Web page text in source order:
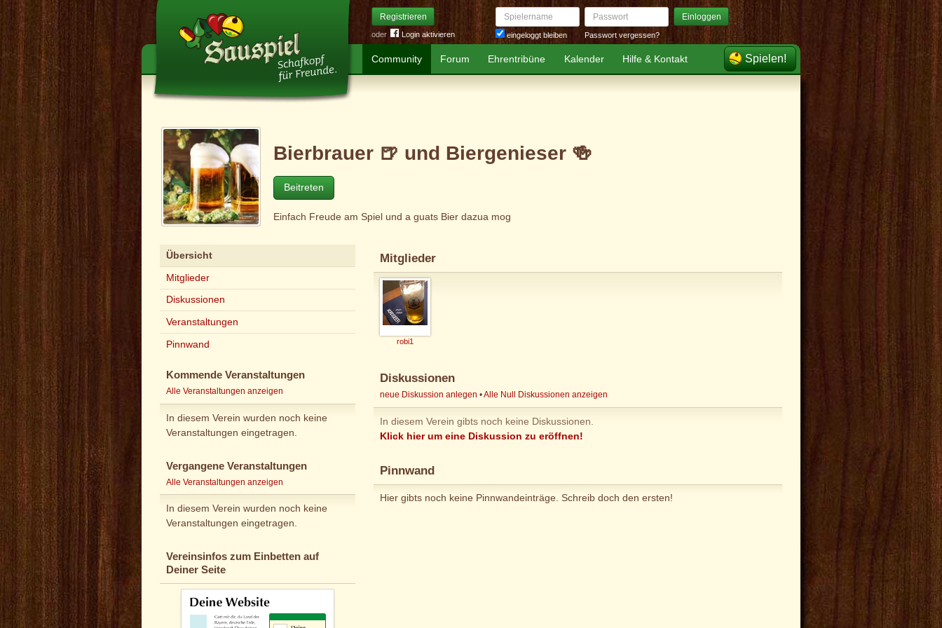
Registrieren
oder Login aktivieren
Spielername
eingeloggt bleiben
Passwort Einloggen
Passwort vergessen?
Community Forum Ehrentribüne Kalender Hilfe & Kontakt Spielen!
Bierbrauer 🍺 und Biergenieser 🍻
Beitreten
Einfach Freude am Spiel und a guats Bier dazua mog
Übersicht
Mitglieder
Diskussionen
Veranstaltungen
Pinnwand
Kommende Veranstaltungen
Alle Veranstaltungen anzeigen
In diesem Verein wurden noch keine
Veranstaltungen eingetragen.
Vergangene Veranstaltungen
Alle Veranstaltungen anzeigen
In diesem Verein wurden noch keine
Veranstaltungen eingetragen.
Vereinsinfos zum Einbetten auf
Deiner Seite
Mitglieder
robi1
Diskussionen
neue Diskussion anlegen •Alle Null Diskussionen anzeigen
In diesem Verein gibts noch keine Diskussionen.
Klick hier um eine Diskussion zu eröffnen!
Pinnwand
Hier gibts noch keine Pinnwandeinträge. Schreib doch den ersten!